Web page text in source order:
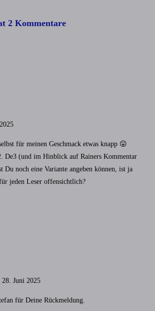
2 Kommentare
für meinen Geschmack etwas knapp 😛
De3 (und im Hinblick auf Rainers Kommentar
Du noch eine Variante angeben können, ist ja
jeden Leser offensichtlich?
28. Juni 2025
für Deine Rückmeldung.